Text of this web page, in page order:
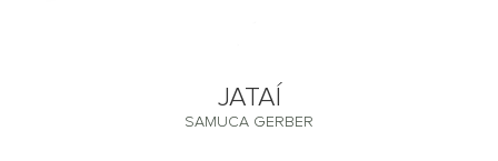
JATAÍ
SAMUCA GERBER